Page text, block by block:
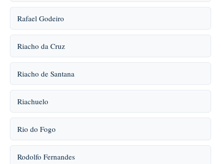
Rafael Godeiro
Riacho da Cruz
Riacho de Santana
Riachuelo
Rio do Fogo
Rodolfo Fernandes